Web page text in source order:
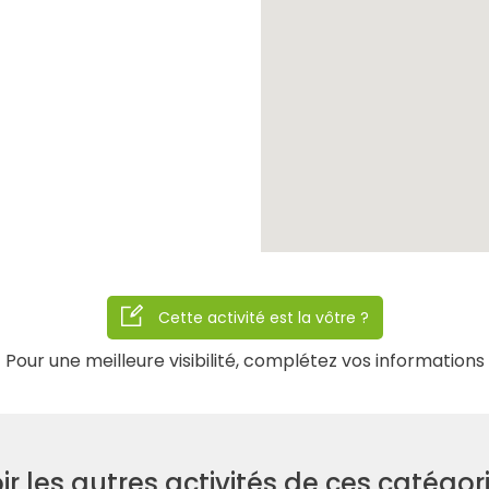
Cette activité est la vôtre ?
Pour une meilleure visibilité, complétez vos informations